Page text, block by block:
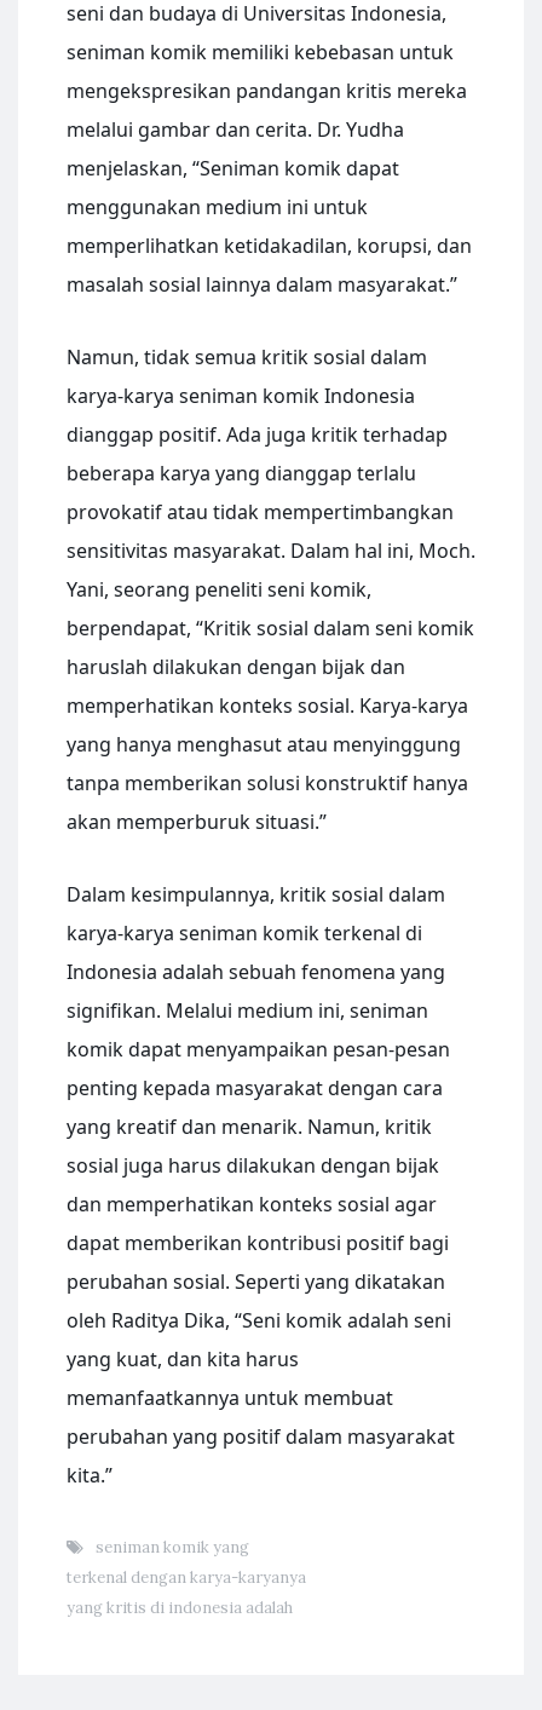
seni dan budaya di Universitas Indonesia,
seniman komik memiliki kebebasan untuk
mengekspresikan pandangan kritis mereka
melalui gambar dan cerita. Dr. Yudha
menjelaskan, “Seniman komik dapat
menggunakan medium ini untuk
memperlihatkan ketidakadilan, korupsi, dan
masalah sosial lainnya dalam masyarakat.”
Namun, tidak semua kritik sosial dalam
karya-karya seniman komik Indonesia
dianggap positif. Ada juga kritik terhadap
beberapa karya yang dianggap terlalu
provokatif atau tidak mempertimbangkan
sensitivitas masyarakat. Dalam hal ini, Moch.
Yani, seorang peneliti seni komik,
berpendapat, “Kritik sosial dalam seni komik
haruslah dilakukan dengan bijak dan
memperhatikan konteks sosial. Karya-karya
yang hanya menghasut atau menyinggung
tanpa memberikan solusi konstruktif hanya
akan memperburuk situasi.”
Dalam kesimpulannya, kritik sosial dalam
karya-karya seniman komik terkenal di
Indonesia adalah sebuah fenomena yang
signifikan. Melalui medium ini, seniman
komik dapat menyampaikan pesan-pesan
penting kepada masyarakat dengan cara
yang kreatif dan menarik. Namun, kritik
sosial juga harus dilakukan dengan bijak
dan memperhatikan konteks sosial agar
dapat memberikan kontribusi positif bagi
perubahan sosial. Seperti yang dikatakan
oleh Raditya Dika, “Seni komik adalah seni
yang kuat, dan kita harus
memanfaatkannya untuk membuat
perubahan yang positif dalam masyarakat
kita.”
seniman komik yang
terkenal dengan karya-karyanya
yang kritis di indonesia adalah